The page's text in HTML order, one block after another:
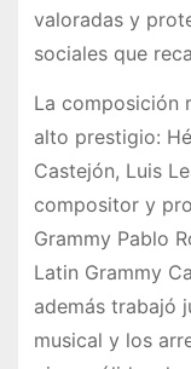
valoradas y
sociales que
La composición
alto prestigio:
Castejón, Luis
compositor y
Grammy Pablo
Latin Grammy
además trabajó
musical y los